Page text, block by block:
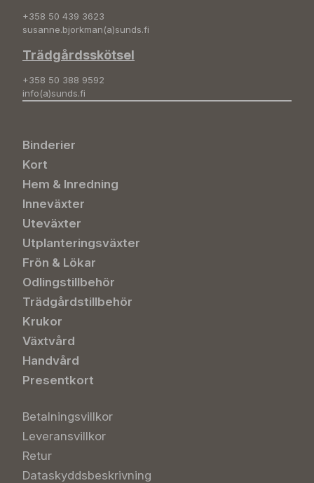
+358 50 439 3623
susanne.bjorkman(a)sunds.fi
Trädgårdsskötsel
+358 50 388 9592
info(a)sunds.fi
Binderier
Kort
Hem & Inredning
Inneväxter
Uteväxter
Utplanteringsväxter
Frön & Lökar
Odlingstillbehör
Trädgårdstillbehör
Krukor
Växtvård
Handvård
Presentkort
Betalningsvillkor
Leveransvillkor
Retur
Dataskyddsbeskrivning